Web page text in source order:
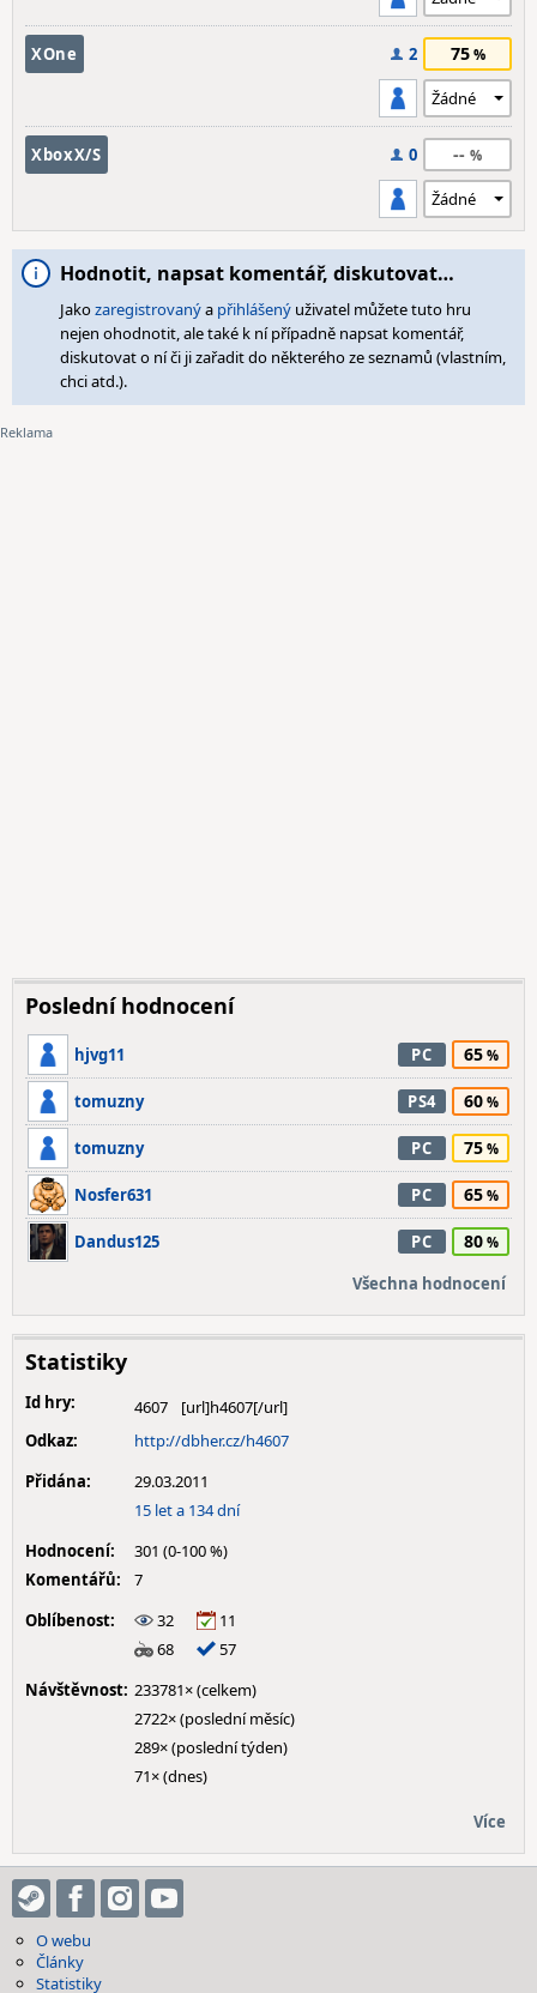
XOne 2 75
XboxX/S 0 --
Hodnotit, napsat komentář, diskutovat…
Jakozaregistrovanýa přihlášený uživatel můžete tuto hru
nejen ohodnotit, ale také k ní případně napsat komentář,
diskutovat o ní či ji zařadit do některého ze seznamů (vlastním,
chci atd.).
Poslední hodnocení
hjvg11 PC 65
tomuzny PS4 60
tomuzny PC 75
Nosfer631 PC 65
Dandus125 PC 80
Všechna hodnocení
Statistiky
Id hry:
4607
Odkaz:
http://dbher.cz/h4607
Přidána:
29.03.2011
15 let a 134 dní
Hodnocení:
301 (0-100 %)
Komentářů:
7
Oblíbenost:
32
11
68
57
Návštěvnost: 233781× (celkem)
2722× (poslední měsíc)
289× (poslední týden)
71× (dnes)
Více
O webu
Články
Statistiky